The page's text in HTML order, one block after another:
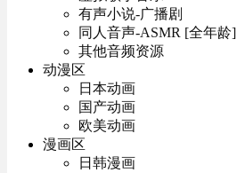
有声小说-广播剧
同人音声-ASMR [全年龄]
其他音频资源
动漫区
日本动画
国产动画
欧美动画
漫画区
日韩漫画